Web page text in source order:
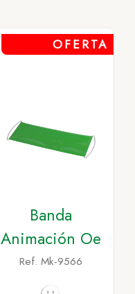
OFERTA
Banda
Animación Oe
Ref. Mk-9566